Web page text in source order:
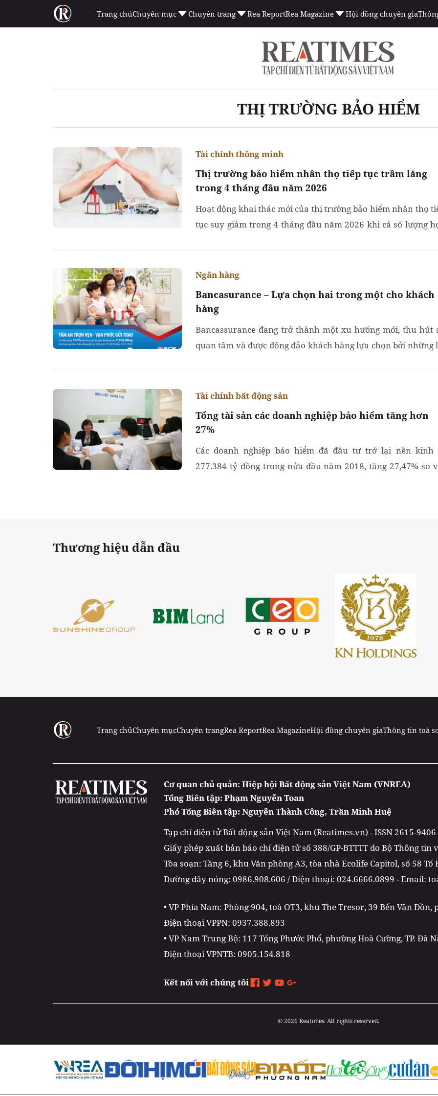
Trang chủChuyên mục Chuyên trang Rea ReportRea Magazine Hội đồng chuyên gia
THỊ TRƯỜNG BẢO HIỂM
Thị trường bảo hiểm nhân thọ tiếp tục trầm lắng
trong 4 tháng đầu năm 2026
Tài chính thông minh
Hoạt động khai thác mới của thị trường bảo hiểm nhân thọ
tục suy giảm trong 4 tháng đầu năm 2026 khi cả số lượng
Bancasurance – Lựa chọn hai trong một cho khách
hàng
Ngân hàng
Bancassurance đang trở thành một xu hướng mới, thu hút
quan tâm và được đông đảo khách hàng lựa chọn bởi những
Tổng tài sản các doanh nghiệp bảo hiểm tăng hơn
27%
Tài chính bất động sản
Các doanh nghiệp bảo hiểm đã đầu tư trở lại nền kinh
277.384 tỷ đồng trong nửa đầu năm 2018, tăng 27,47% so
Thương hiệu dẫn đầu
Trang chủChuyên mụcChuyên trangRea ReportRea MagazineHội đồng chuyên giaThông tin toà
Cơ quan chủ quản: Hiệp hội Bất động sản Việt Nam (VNREA)
Tổng Biên tập: Phạm Nguyễn Toan
Phó Tổng Biên tập: Nguyễn Thành Công, Trần Minh Huệ
Tạp chí điện tử Bất động sản Việt Nam (Reatimes.vn) - ISSN 2615-9406
Giấy phép xuất bản báo chí điện tử số 388/GP-BTTTT do Bộ Thông
Tòa soạn: Tầng 6, khu Văn phòng A3, tòa nhà Ecolife Capitol, số 58
Đường dây nóng: 0986.908.606 / Điện thoại: 024.6666.0899 - Email:
• VP Phía Nam: Phòng 904, toà OT3, khu The Tresor, 39 Bến Vân Đồn,
Điện thoại VPPN: 0937.388.893
• VP Nam Trung Bộ: 117 Tống Phước Phổ, phường Hoà Cường, TP. Đà
Điện thoại VPNTB: 0905.154.818
Kết nối với chúng tôi
© 2026 Reatimes. All rights reserved.